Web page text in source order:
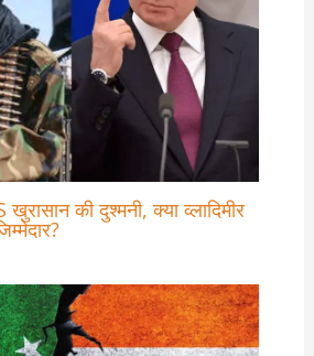
की दुश्मनी, क्या व्लादिमीर